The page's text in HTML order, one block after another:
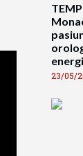
23/05/